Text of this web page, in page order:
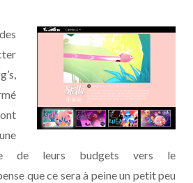
de leurs budgets vers le
que ce sera à peine un petit peu